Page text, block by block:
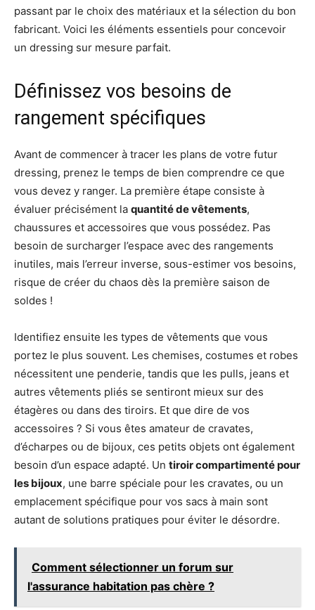
passant par le choix des matériaux et la sélection du bon
fabricant. Voici les éléments essentiels pour concevoir
un dressing sur mesure parfait.
Définissez vos besoins de
rangement spécifiques
Avant de commencer à tracer les plans de votre futur
dressing, prenez le temps de bien comprendre ce que
vous devez y ranger. La première étape consiste à
évaluer précisément la quantité de vêtements,
chaussures et accessoires que vous possédez. Pas
besoin de surcharger l’espace avec des rangements
inutiles, mais l’erreur inverse, sous-estimer vos besoins,
risque de créer du chaos dès la première saison de
soldes !
Identifiez ensuite les types de vêtements que vous
portez le plus souvent. Les chemises, costumes et robes
nécessitent une penderie, tandis que les pulls, jeans et
autres vêtements pliés se sentiront mieux sur des
étagères ou dans des tiroirs. Et que dire de vos
accessoires ? Si vous êtes amateur de cravates,
d’écharpes ou de bijoux, ces petits objets ont également
besoin d’un espace adapté. Un tiroir compartimenté pour
les bijoux, une barre spéciale pour les cravates, ou un
emplacement spécifique pour vos sacs à main sont
autant de solutions pratiques pour éviter le désordre.
Comment sélectionner un forum sur
l'assurance habitation pas chère ?